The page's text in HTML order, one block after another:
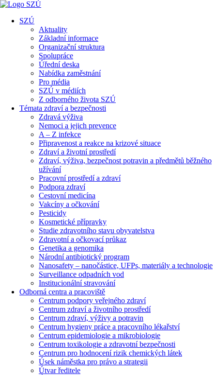
SZÚ
Aktuality
Základní informace
Organizační struktura
Spolupráce
Úřední deska
Nabídka zaměstnání
Pro média
SZÚ v médiích
Z odborného života SZÚ
Témata zdraví a bezpečnosti
Zdravá výživa
Nemoci a jejich prevence
A – Z infekce
Připravenost a reakce na krizové situace
Zdraví a životní prostředí
Zdraví, výživa, bezpečnost potravin a předmětů běžného
užívání
Pracovní prostředí a zdraví
Podpora zdraví
Cestovní medicína
Vakcíny a očkování
Pesticidy
Kosmetické přípravky
Studie zdravotního stavu obyvatelstva
Zdravotní a očkovací průkaz
Genetika a genomika
Národní antibiotický program
Nanosafety – nanočástice, UFPs, materiály a technologie
Surveillance odpadních vod
Institucionální stravování
Odborná centra a pracoviště
Centrum podpory veřejného zdraví
Centrum zdraví a životního prostředí
Centrum zdraví, výživy a potravin
Centrum hygieny práce a pracovního lékařství
Centrum epidemiologie a mikrobiologie
Centrum toxikologie a zdravotní bezpečnosti
Centrum pro hodnocení rizik chemických látek
Úsek náměstka pro právo a strategii
Útvar ředitele